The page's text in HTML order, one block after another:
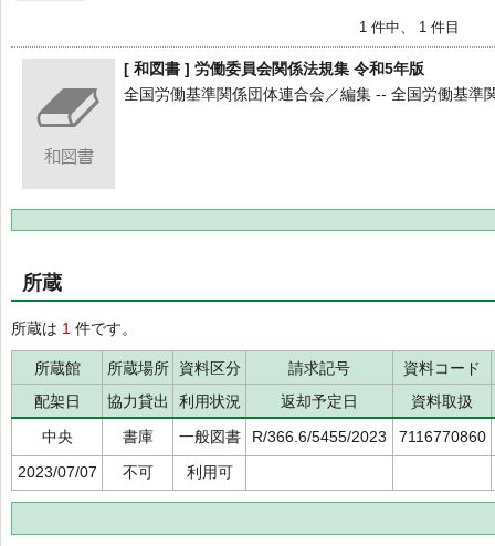
1 件中、 1 件目
[ 和図書 ] 労働委員会関係法規集 令和5年版
全国労働基準関係団体連合会／編集 -- 全国労働基準
所蔵
所蔵は 1 件です。
所蔵館 所蔵場所 資料区分 請求記号
資料コード
配架日
協力貸出 利用状況 返却予定日
資料取扱
中央
書庫 一般図書 R/366.6/5455/2023
7116770860
2023/07/07
不可 利用可